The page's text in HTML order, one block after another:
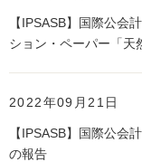
【IPSASB】国際公会
ション・ペーパー「天
2022年09月21日
【IPSASB】国際公会
の報告